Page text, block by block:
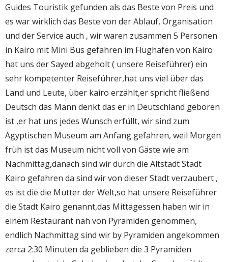
Guides Touristik gefunden als das Beste von Preis und
es war wirklich das Beste von der Ablauf, Organisation
und der Service auch , wir waren zusammen 5 Personen
in Kairo mit Mini Bus gefahren im Flughafen von Kairo
hat uns der Sayed abgeholt ( unsere Reiseführer) ein
sehr kompetenter Reiseführer,hat uns viel über das
Land und Leute, über kairo erzählt,er spricht fließend
Deutsch das Mann denkt das er in Deutschland geboren
ist ,er hat uns jedes Wunsch erfüllt, wir sind zum
Ägyptischen Museum am Anfang gefahren, weil Morgen
früh ist das Museum nicht voll von Gäste wie am
Nachmittag,danach sind wir durch die Altstadt Stadt
Kairo gefahren da sind wir von dieser Stadt verzaubert ,
es ist die die Mutter der Welt,so hat unsere Reiseführer
die Stadt Kairo genannt,das Mittagessen haben wir in
einem Restaurant nah von Pyramiden genommen,
endlich Nachmittag sind wir by Pyramiden angekommen
zerca 2:30 Minuten da geblieben die 3 Pyramiden